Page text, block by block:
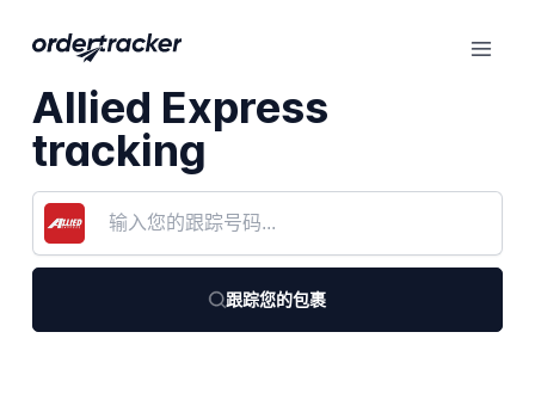
Allied Express
tracking
跟踪您的包裹